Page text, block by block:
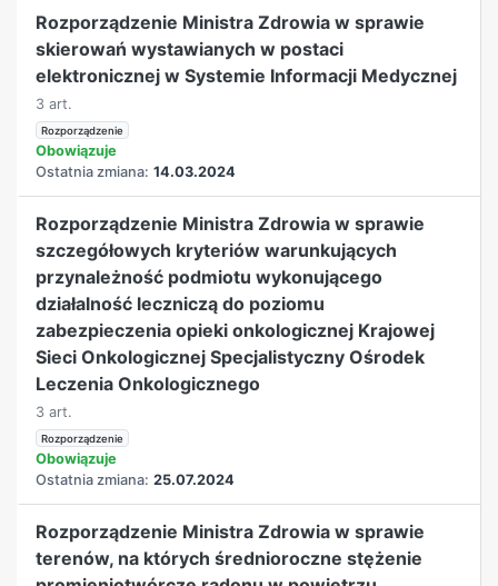
Rozporządzenie Ministra Zdrowia w sprawie
skierowań wystawianych w postaci
elektronicznej w Systemie Informacji Medycznej
3 art.
Rozporządzenie
Obowiązuje
Ostatnia zmiana: 14.03.2024
Rozporządzenie Ministra Zdrowia w sprawie
szczegółowych kryteriów warunkujących
przynależność podmiotu wykonującego
działalność leczniczą do poziomu
zabezpieczenia opieki onkologicznej Krajowej
Sieci Onkologicznej Specjalistyczny Ośrodek
Leczenia Onkologicznego
3 art.
Rozporządzenie
Obowiązuje
Ostatnia zmiana: 25.07.2024
Rozporządzenie Ministra Zdrowia w sprawie
terenów, na których średnioroczne stężenie